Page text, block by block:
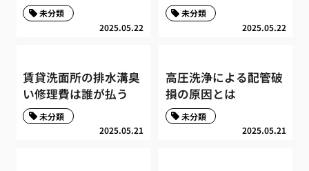
2025.05.22
未分類
2025.05.22
未分類
賃貸洗面所の排水溝臭
い修理費は誰が払う
2025.05.21
未分類
高圧洗浄による配管破
損の原因とは
2025.05.21
未分類